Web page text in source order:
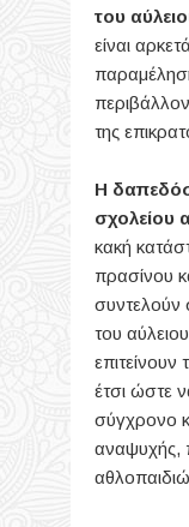
του
είναι
της
Η
σχολείου
κακή
πρασίνου
συντελούν
του
έτσι ώστε
σύγχρονο
αναψυχής,